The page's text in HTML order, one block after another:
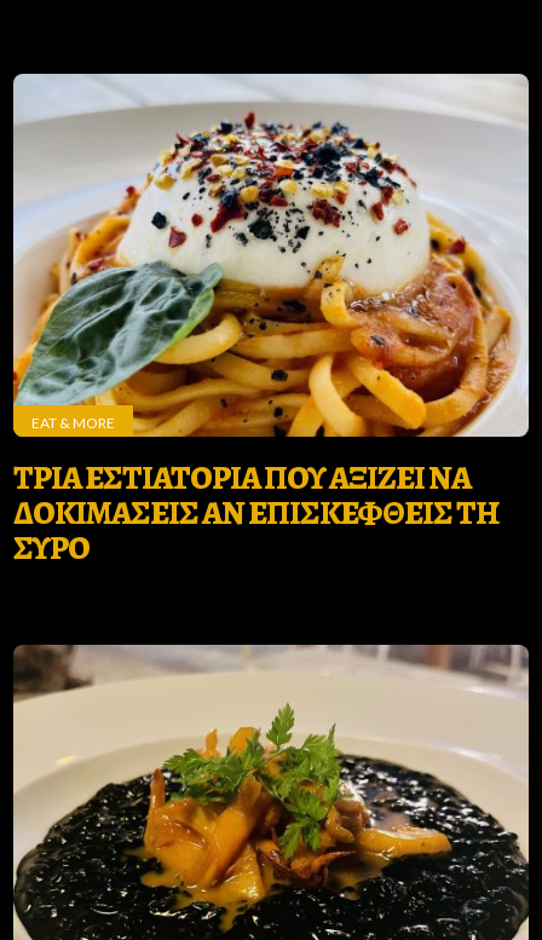
EAT & MORE
ΤΡΙΑ ΕΣΤΙΑΤΟΡΙΑ ΠΟΥ ΑΞΙΖΕΙ ΝΑ
ΔΟΚΙΜΑΣΕΙΣ ΑΝ ΕΠΙΣΚΕΦΘΕΙΣ ΤΗ
ΣΥΡΟ